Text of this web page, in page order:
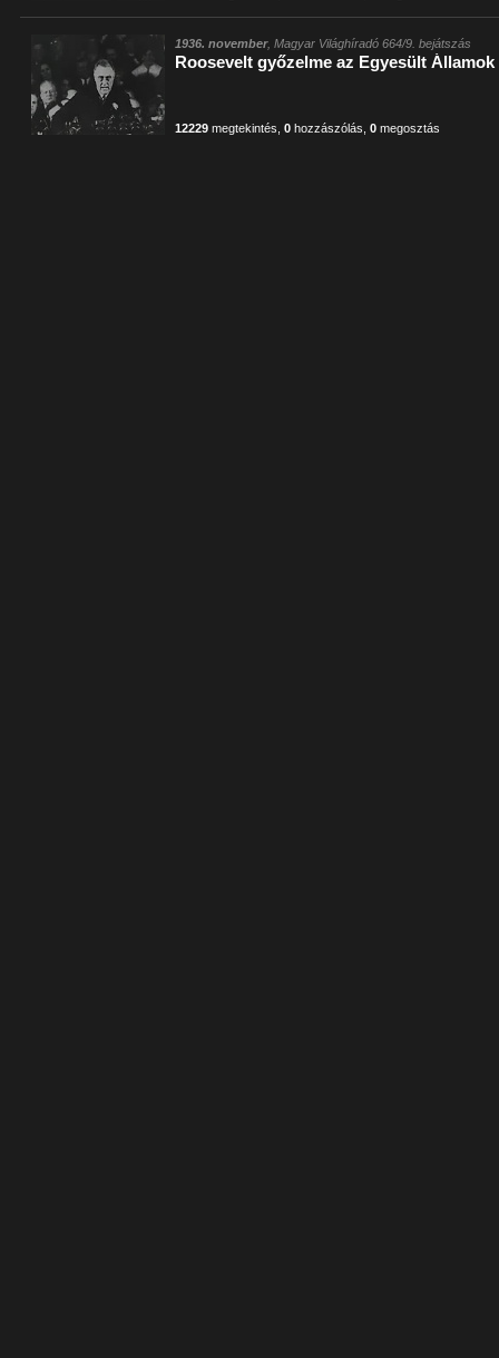
1936. november, Magyar Világhíradó 664/9. bejátszás
Roosevelt győzelme az Egyesült
12229 megtekintés ,0 hozzászólás ,0 megosztás